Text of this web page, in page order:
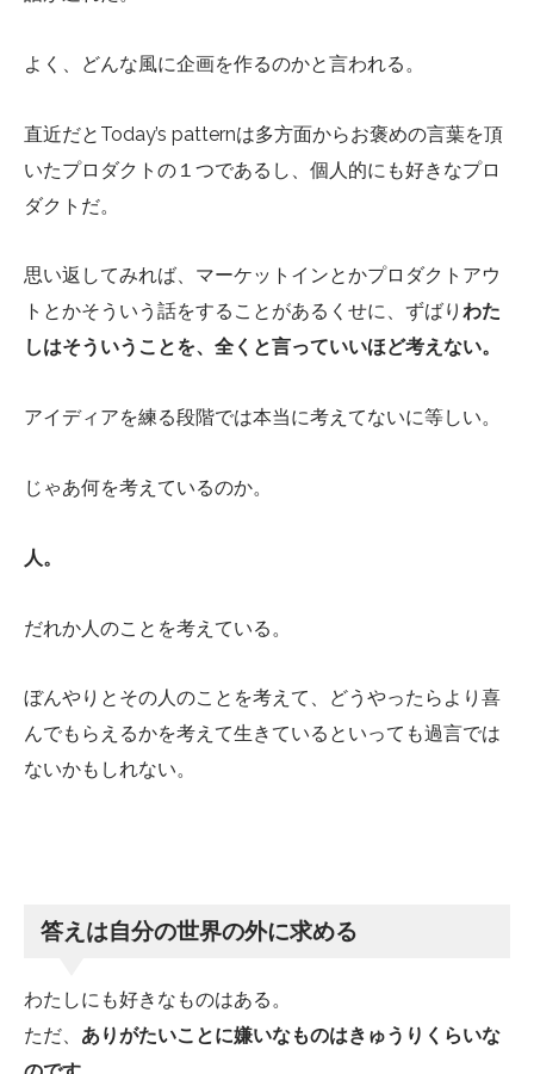
よく、どんな風に企画を作るのかと言われる。
直近だとToday’s patternは多方面からお褒めの言葉を頂
いたプロダクトの１つであるし、個人的にも好きなプロ
ダクトだ。
思い返してみれば、マーケットインとかプロダクトアウ
トとかそういう話をすることがあるくせに、ずばり わた
しはそういうことを、全くと言っていいほど考えない。
アイディアを練る段階では本当に考えてないに等しい。
じゃあ何を考えているのか。
人。
だれか人のことを考えている。
ぼんやりとその人のことを考えて、どうやったらより喜
んでもらえるかを考えて生きているといっても過言では
ないかもしれない。
答えは自分の世界の外に求める
わたしにも好きなものはある。
ただ、 ありがたいことに嫌いなものはきゅうりくらいな